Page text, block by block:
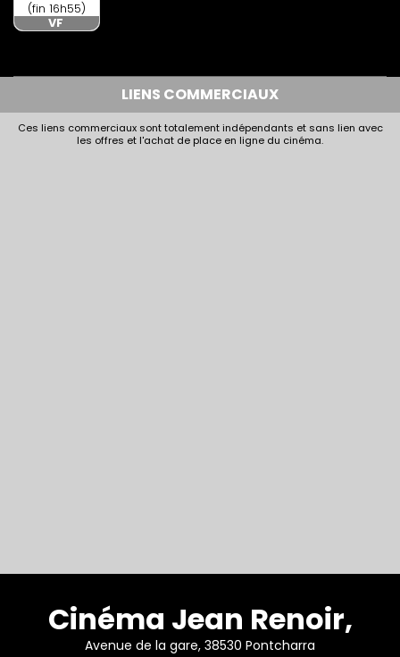
(fin 16h55)
VF
LIENS COMMERCIAUX
Ces liens commerciaux sont totalement indépendants et sans lien avec
les offres et l'achat de place en ligne du cinéma.
Cinéma Jean Renoir,
Avenue de la gare, 38530 Pontcharra